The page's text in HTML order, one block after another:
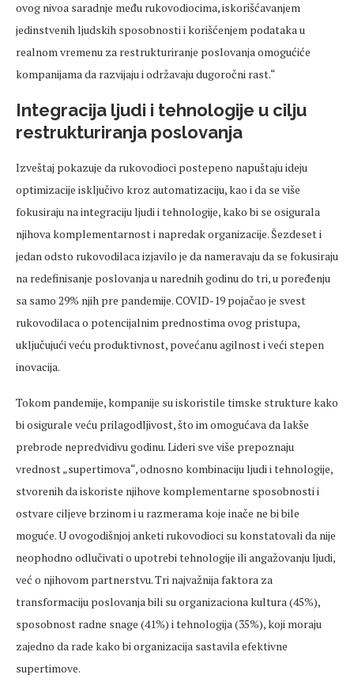
ovog nivoa saradnje među rukovodiocima, iskorišćavanjem
jedinstvenih ljudskih sposobnosti i korišćenjem podataka u
realnom vremenu za restrukturiranje poslovanja omogućiće
kompanijama da razvijaju i održavaju dugoročni rast.“
Integracija ljudi i tehnologije u cilju
restrukturiranja poslovanja
Izveštaj pokazuje da rukovodioci postepeno napuštaju ideju
optimizacije isključivo kroz automatizaciju, kao i da se više
fokusiraju na integraciju ljudi i tehnologije, kako bi se osigurala
njihova komplementarnost i napredak organizacije. Šezdeset i
jedan odsto rukovodilaca izjavilo je da nameravaju da se fokusiraju
na redefinisanje poslovanja u narednih godinu do tri, u poređenju
sa samo 29% njih pre pandemije. COVID-19 pojačao je svest
rukovodilaca o potencijalnim prednostima ovog pristupa,
uključujući veću produktivnost, povećanu agilnost i veći stepen
inovacija.
Tokom pandemije, kompanije su iskoristile timske strukture kako
bi osigurale veću prilagodljivost, što im omogućava da lakše
prebrode nepredvidivu godinu. Lideri sve više prepoznaju
vrednost „supertimova“, odnosno kombinaciju ljudi i tehnologije,
stvorenih da iskoriste njihove komplementarne sposobnosti i
ostvare ciljeve brzinom i u razmerama koje inače ne bi bile
moguće. U ovogodišnjoj anketi rukovodioci su konstatovali da nije
neophodno odlučivati o upotrebi tehnologije ili angažovanju ljudi,
već o njihovom partnerstvu. Tri najvažnija faktora za
transformaciju poslovanja bili su organizaciona kultura (45%),
sposobnost radne snage (41%) i tehnologija (35%), koji moraju
zajedno da rade kako bi organizacija sastavila efektivne
supertimove.